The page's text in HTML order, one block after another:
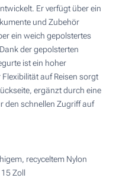
Er verfügt über ein
und Zubehör
ein weich gepolstertes
der gepolsterten
ist ein hoher
auf Reisen sorgt
ergänzt durch eine
den schnellen Zugriff auf
recyceltem Nylon
Zoll